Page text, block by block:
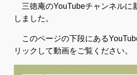
三徳庵のYouTubeチャンネルに
しました。
このページの下段にある
リックして動画をご覧ください。